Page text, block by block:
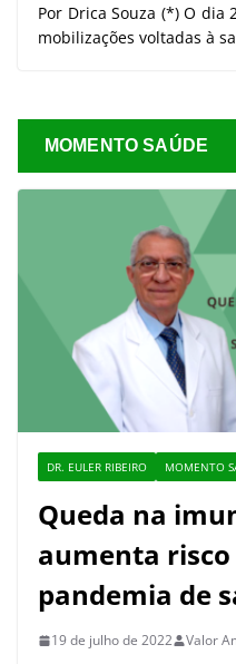
Por Drica Souza (*) O
mobilizações voltadas à
MOMENTO SAÚDE
DR. EULER RIBEIRO MOMENTO
Queda na
aumenta risco
pandemia de
19 de julho de 2022 Valor